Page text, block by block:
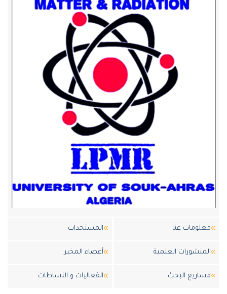
معلومات عنا المستجدات
المنشورات العلمية أعضاء المخبر
مشاريع البحث الفعاليات و النشاطات